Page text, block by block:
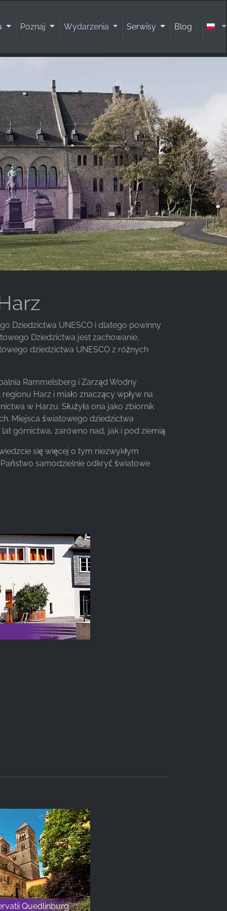
Poznaj Wydarzenia Serwisy Blog
Dziedzictwa UNESCO i dlatego powinny
Dziedzictwa jest zachowanie,
dziedzictwa UNESCO z różnych
Rammelsberg i Zarząd Wodny
Harz i miało znaczący wpływ na
w Harzu. Służyła ona jako zbiornik
Miejsca światowego dziedzictwa
górnictwa, zarówno nad, jak i pod ziemią.
się więcej o tym niezwykłym
samodzielnie odkryć światowe
Quedlinburg